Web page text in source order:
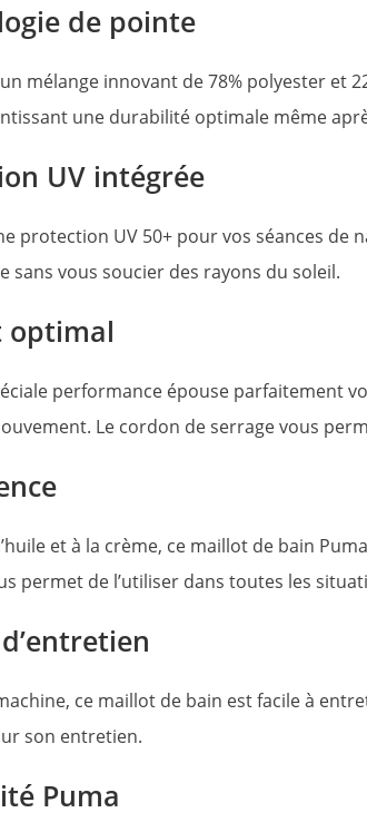
de pointe
mélange innovant de 78% polyester et
une durabilité optimale même
UV intégrée
protection UV 50+ pour vos séances
sans vous soucier des rayons du soleil.
optimal
performance épouse parfaitement
Le cordon de serrage vous
et à la crème, ce maillot de bain
permet de l’utiliser dans toutes les
ce maillot de bain est facile à
son entretien.
Puma